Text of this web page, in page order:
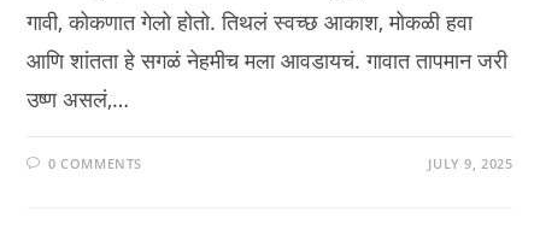
गावी, कोकणात गेलो होतो. तिथलं स्वच्छ आकाश, मोकळी हवा
आणि शांतता हे सगळं नेहमीच मला आवडायचं. गावात तापमान जरी
उष्ण असलं,…
0 COMMENTS JULY 9, 2025